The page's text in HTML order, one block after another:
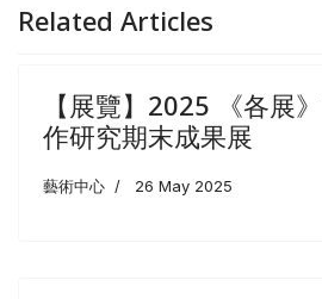
Related Articles
【展覽】2025 《各展
作研究期末成果展
藝術中心 26 May 2025